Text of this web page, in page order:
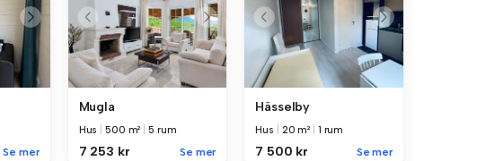
Se mer
Mugla
Hus 500 m² 5 rum
7 253 kr Se mer
Hässelby
Hus 20 m² 1 rum
7 500 kr Se mer